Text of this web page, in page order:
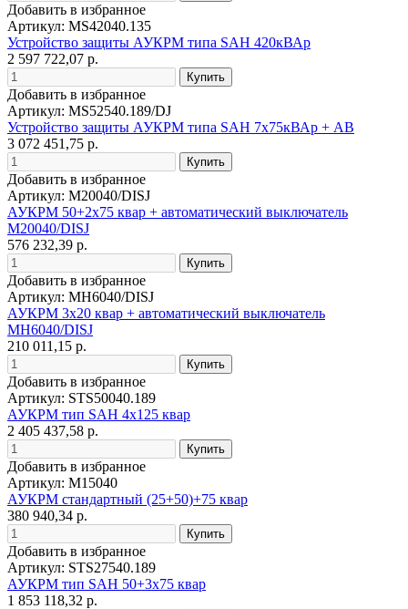
Добавить в избранное
Артикул: MS42040.135
Устройство защиты АУКРМ типа SAH 420кВАр
2 597 722,07 р.
Добавить в избранное
Артикул: MS52540.189/DJ
Устройство защиты АУКРМ типа SAH 7х75кВАр + АВ
3 072 451,75 р.
Добавить в избранное
Артикул: M20040/DISJ
АУКРМ 50+2х75 квар + автоматический выключатель
M20040/DISJ
576 232,39 р.
Добавить в избранное
Артикул: MH6040/DISJ
АУКРМ 3х20 квар + автоматический выключатель
MH6040/DISJ
210 011,15 р.
Добавить в избранное
Артикул: STS50040.189
АУКРМ тип SAH 4х125 квар
2 405 437,58 р.
Добавить в избранное
Артикул: M15040
АУКРМ стандартный (25+50)+75 квар
380 940,34 р.
Добавить в избранное
Артикул: STS27540.189
АУКРМ тип SAH 50+3х75 квар
1 853 118,32 р.